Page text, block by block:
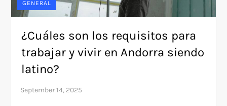
GENERAL
¿Cuáles son los requisitos para
trabajar y vivir en Andorra siendo
latino?